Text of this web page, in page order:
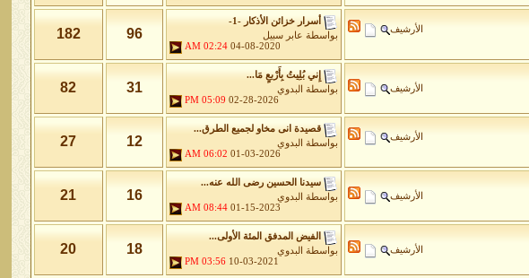
الأرشيف
أسرار خزائن اﻷذكار -1-
بواسطة عابر سبيل
04-08-2020
02:24 AM
96
182
الأرشيف
إِني بُلِيتُ بِأَرْبعٍ مَا...
بواسطة
البدوي
02-28-2026
05:09 PM
31
82
الأرشيف
قصيدة انى مخاو لجميع الطرق...
بواسطة
البدوي
01-03-2026
06:02 AM
12
27
الأرشيف
سيدنا الحسين رضى الله عنه...
بواسطة
البدوي
01-15-2023
08:44 AM
16
21
الأرشيف
الفيض المدفق المئة الأولى...
بواسطة
البدوي
10-03-2021
03:56 PM
18
20